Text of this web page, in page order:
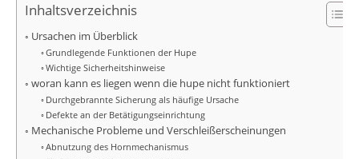
Inhaltsverzeichnis
Ursachen im Überblick
Grundlegende Funktionen der Hupe
Wichtige Sicherheitshinweise
woran kann es liegen wenn die hupe nicht funktioniert
Durchgebrannte Sicherung als häufige Ursache
Defekte an der Betätigungseinrichtung
Mechanische Probleme und Verschleißerscheinungen
Abnutzung des Hornmechanismus